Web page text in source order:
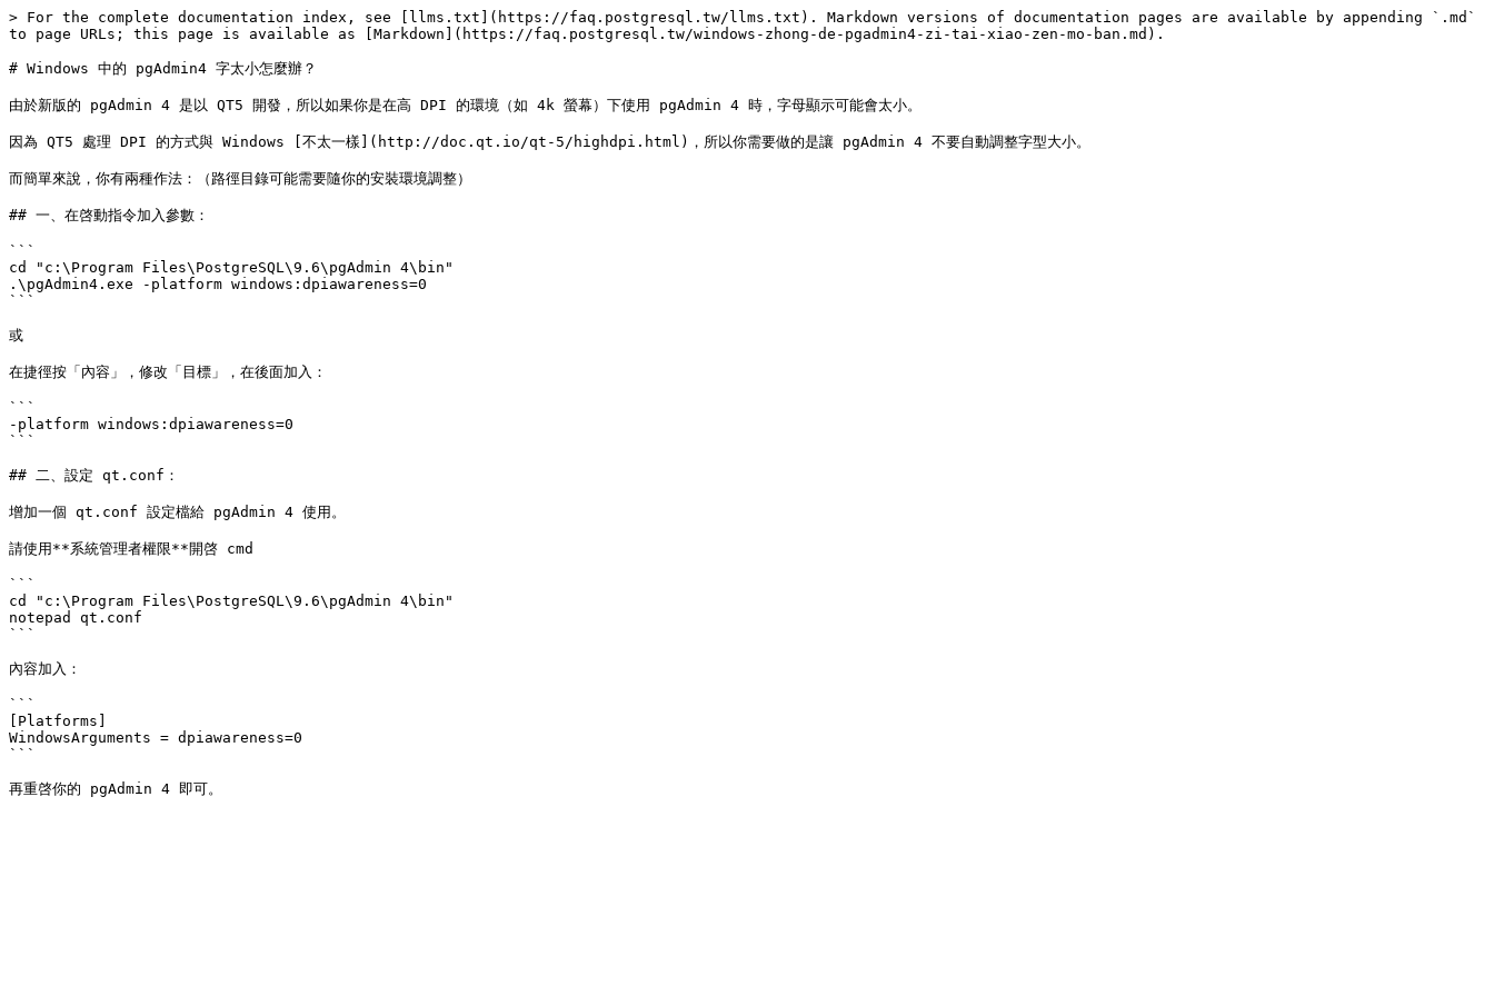
> For the complete documentation index, see [llms.txt](https://faq.postgresql.tw/llms.txt). Markdown versions of documentation pages are available by appending `.md`
to page URLs; this page is available as [Markdown](https://faq.postgresql.tw/windows-zhong-de-pgadmin4-zi-tai-xiao-zen-mo-ban.md).
# Windows 中的 pgAdmin4 字太小怎麼辦？
由於新版的 pgAdmin 4 是以 QT5 開發，所以如果你是在高 DPI 的環境（如 4k 螢幕）下使用 pgAdmin 4 時，字母顯示可能會太小。
因為 QT5 處理 DPI 的方式與 Windows [不太一樣](http://doc.qt.io/qt-5/highdpi.html)，所以你需要做的是讓 pgAdmin 4 不要自動調整字型大小。
而簡單來說，你有兩種作法：（路徑目錄可能需要隨你的安裝環境調整）
## 一、在啓動指令加入參數：
```
cd "c:\Program Files\PostgreSQL\9.6\pgAdmin 4\bin"
.\pgAdmin4.exe -platform windows:dpiawareness=0
```
或
在捷徑按「內容」，修改「目標」，在後面加入：
```
-platform windows:dpiawareness=0
```
## 二、設定 qt.conf：
增加一個 qt.conf 設定檔給 pgAdmin 4 使用。
請使用**系統管理者權限**開啓 cmd
```
cd "c:\Program Files\PostgreSQL\9.6\pgAdmin 4\bin"
notepad qt.conf
```
內容加入：
```
[Platforms]
WindowsArguments = dpiawareness=0
```